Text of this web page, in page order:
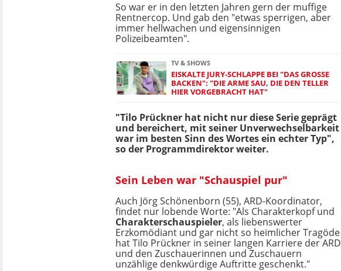
So war er in den letzten Jahren gern der muffige
Rentnercop. Und gab den "etwas sperrigen, aber
immer hellwachen und eigensinnigen
Polizeibeamten".
TV & SHOWS
EISKALTE JURY-SCHLAPPE BEI "DAS GROSSE B
ACKEN": "DIE ARME SAU, DIE DEN TELLER H
IER VORGEBRACHT HAT"
"Tilo Prückner hat nicht nur diese Serie geprägt
und bereichert, mit seiner Unverwechselbarkeit
war im besten Sinn des Wortes ein echter Typ",
so der Programmdirektor weiter.
Sein Leben war "Schauspiel pur"
Auch Jörg Schönenborn (55), ARD-Koordinator,
findet nur lobende Worte: "Als Charakterkopf und
Charakterschauspieler, als liebenswerter
Erzkomödiant und gar nicht so heimlicher Tragöde
hat Tilo Prückner in seiner langen Karriere der ARD
und den Zuschauerinnen und Zuschauern
unzählige denkwürdige Auftritte geschenkt."